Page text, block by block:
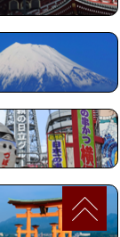
円~
円
円
円
円
円